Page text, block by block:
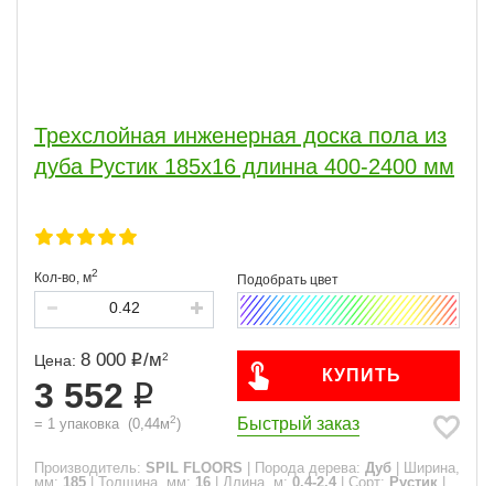
Трехслойная инженерная доска пола из
дуба Рустик 185х16 длинна 400-2400 мм
Кол-во, м2
Цена: 8 000 /м2
3 552
= 1 упаковка (0,44м2)
КУПИТЬ
Быстрый заказ
Производитель: SPIL FLOORS Порода дерева: Дуб
Ширина,
мм: 185 Толщина, мм: 16 Длина, м: 0.4-2.4 Сорт: Рустик